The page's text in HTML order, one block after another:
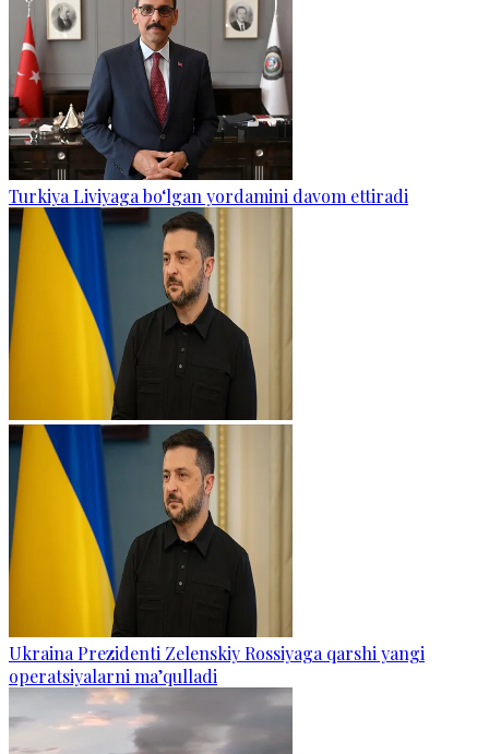
Turkiya Liviyaga bo‘lgan yordamini davom ettiradi
Ukraina Prezidenti Zelenskiy Rossiyaga qarshi yangi
operatsiyalarni ma’qulladi